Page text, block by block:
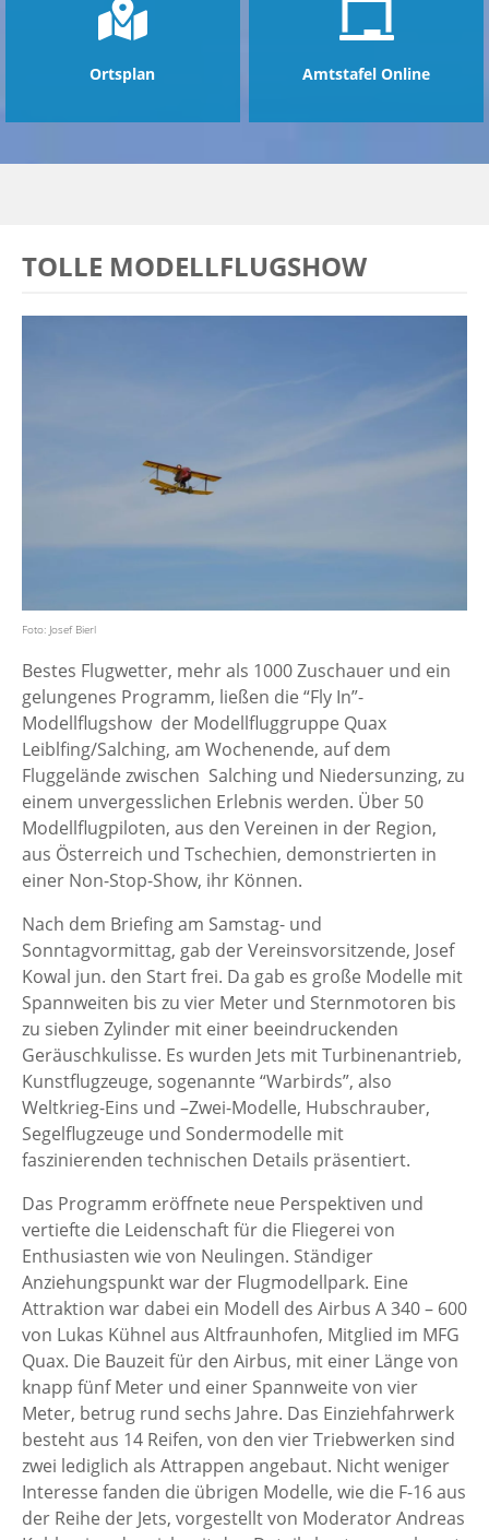
Ortsplan Amtstafel Online
TOLLE MODELLFLUGSHOW
Foto: Josef Bierl
Bestes Flugwetter, mehr als 1000 Zuschauer und ein
gelungenes Programm, ließen die “Fly In”-
Modellflugshow der Modellfluggruppe Quax
Leiblfing/Salching, am Wochenende, auf dem
Fluggelände zwischen Salching und Niedersunzing, zu
einem unvergesslichen Erlebnis werden. Über 50
Modellflugpiloten, aus den Vereinen in der Region,
aus Österreich und Tschechien, demonstrierten in
einer Non-Stop-Show, ihr Können.
Nach dem Briefing am Samstag- und
Sonntagvormittag, gab der Vereinsvorsitzende, Josef
Kowal jun. den Start frei. Da gab es große Modelle mit
Spannweiten bis zu vier Meter und Sternmotoren bis
zu sieben Zylinder mit einer beeindruckenden
Geräuschkulisse. Es wurden Jets mit Turbinenantrieb,
Kunstflugzeuge, sogenannte “Warbirds”, also
Weltkrieg-Eins und –Zwei-Modelle, Hubschrauber,
Segelflugzeuge und Sondermodelle mit
faszinierenden technischen Details präsentiert.
Das Programm eröffnete neue Perspektiven und
vertiefte die Leidenschaft für die Fliegerei von
Enthusiasten wie von Neulingen. Ständiger
Anziehungspunkt war der Flugmodellpark. Eine
Attraktion war dabei ein Modell des Airbus A 340 – 600
von Lukas Kühnel aus Altfraunhofen, Mitglied im MFG
Quax. Die Bauzeit für den Airbus, mit einer Länge von
knapp fünf Meter und einer Spannweite von vier
Meter, betrug rund sechs Jahre. Das Einziehfahrwerk
besteht aus 14 Reifen, von den vier Triebwerken sind
zwei lediglich als Attrappen angebaut. Nicht weniger
Interesse fanden die übrigen Modelle, wie die F-16 aus
der Reihe der Jets, vorgestellt von Moderator Andreas